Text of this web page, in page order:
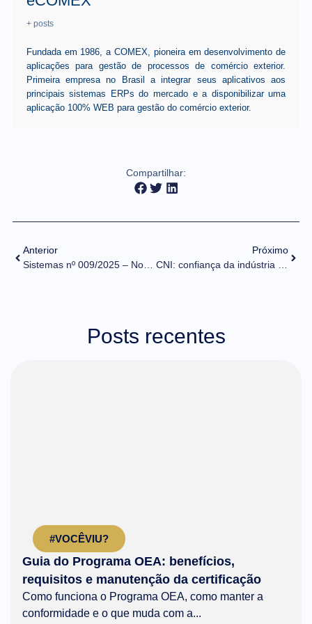
+ posts
Fundada em 1986, a COMEX, pioneira em desenvolvimento de
aplicações para gestão de processos de comércio exterior.
Primeira empresa no Brasil a integrar seus aplicativos aos
principais sistemas ERPs do mercado e a disponibilizar uma
aplicação 100% WEB para gestão do comércio exterior.
Compartilhar:
Anterior
Sistemas nº 009/2025 – Novas funcionalidades do Cadastro de Intervenientes
Próximo
Posts recentes
#VOCÊVIU?
Guia do Programa OEA: benefícios,
requisitos e manutenção da certificação
Como funciona o Programa OEA, como manter a
conformidade e o que muda com a...